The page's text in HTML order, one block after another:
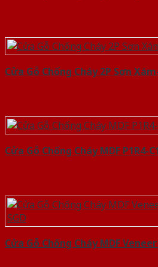
Cửa Gỗ Chống Cháy 2P Sơn
Cửa Gỗ Chống Cháy MDF P1R4-
Cửa Gỗ Chống Cháy MDF